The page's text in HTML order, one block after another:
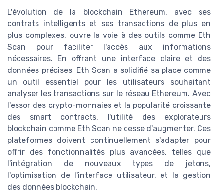
L'évolution de la blockchain Ethereum, avec ses
contrats intelligents et ses transactions de plus en
plus complexes, ouvre la voie à des outils comme Eth
Scan pour faciliter l'accès aux informations
nécessaires. En offrant une interface claire et des
données précises, Eth Scan a solidifié sa place comme
un outil essentiel pour les utilisateurs souhaitant
analyser les transactions sur le réseau Ethereum. Avec
l'essor des crypto-monnaies et la popularité croissante
des smart contracts, l'utilité des explorateurs
blockchain comme Eth Scan ne cesse d'augmenter. Ces
plateformes doivent continuellement s'adapter pour
offrir des fonctionnalités plus avancées, telles que
l'intégration de nouveaux types de jetons,
l'optimisation de l'interface utilisateur, et la gestion
des données blockchain.